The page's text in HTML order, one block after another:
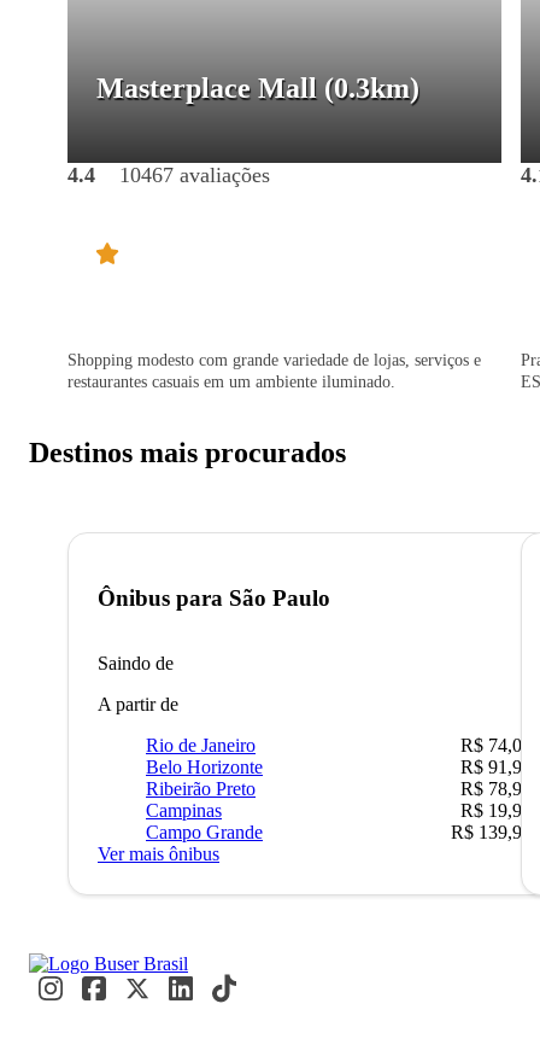
Masterplace Mall (0.3km)
4.4 10467 avaliações
Shopping modesto com grande variedade de lojas, serviços e
restaurantes casuais em um ambiente iluminado.
Destinos mais procurados
Ônibus para São Paulo
Saindo de
A partir de
Rio de Janeiro
R$ 74,00
Belo Horizonte
R$ 91,90
Ribeirão Preto
R$ 78,90
Campinas
R$ 19,90
Campo Grande
R$ 139,90
Ver mais ônibus